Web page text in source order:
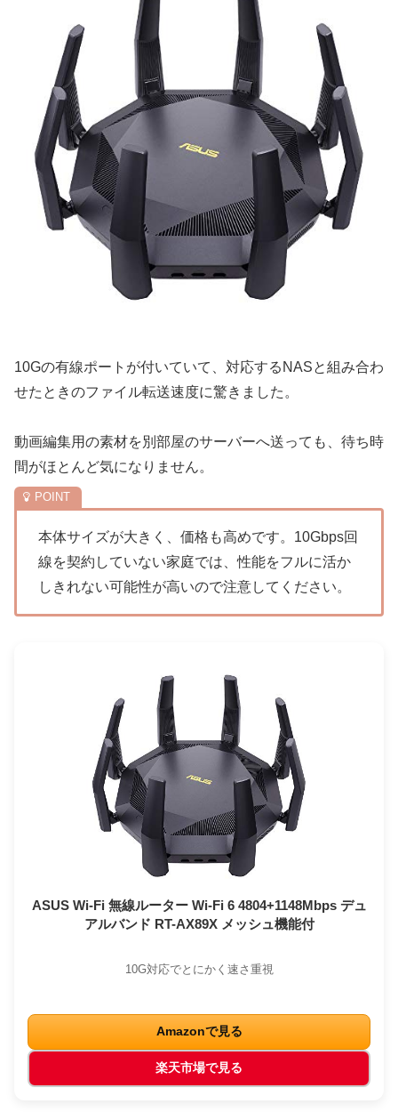
10Gの有線ポートが付いていて、対応するNASと組み合わ
せたときのファイル転送速度に驚きました。
動画編集用の素材を別部屋のサーバーへ送っても、待ち時
間がほとんど気になりません。
本体サイズが大きく、価格も高めです。10Gbps回
線を契約していない家庭では、性能をフルに活か
しきれない可能性が高いので注意してください。
ASUS Wi-Fi 無線ルーター Wi-Fi 6 4804+1148Mbps デュ
アルバンド RT-AX89X メッシュ機能付
10G対応でとにかく速さ重視
Amazonで見る
楽天市場で見る